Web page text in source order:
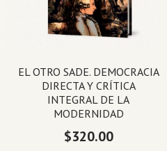
EL OTRO SADE. DEMOCRACIA
DIRECTA Y CRÍTICA
INTEGRAL DE LA
MODERNIDAD
$320.00